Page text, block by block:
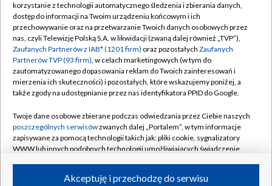
TVP
Abonament TVP
Emisja w TVP
Centrum informacji TVP
Naziemna Telewizja Cyfrowa
Rada Programowa
System NOS
Informacje o nadawcy
Program dla prasy
Regulamin TVP
Polityka prywatności
Moje zgody
Pomoc
Kontakt
Kanały
korzystanie z technologii automatycznego śledzenia i zbierania danych,
dostęp do informacji na Twoim urządzeniu końcowym i ich
przechowywanie oraz na przetwarzanie Twoich danych osobowych przez
nas, czyli Telewizję Polską S.A. w likwidacji (zwaną dalej również „TVP”),
Zaufanych Partnerów z IAB* (1201 firm) oraz pozostałych Zaufanych
Partnerów TVP (93 firm), w celach marketingowych (w tym do
zautomatyzowanego dopasowania reklam do Twoich zainteresowań i
mierzenia ich skuteczności) i pozostałych, które wskazujemy poniżej, a
także zgody na udostępnianie przez nas identyfikatora PPID do Google.
Twoje dane osobowe zbierane podczas odwiedzania przez Ciebie naszych
poszczególnych serwisówzwanych dalej „Portalem”, w tym informacje
zapisywane za pomocą technologii takich jak: pliki cookie, sygnalizatory
WWW lub innych podobnych technologii umożliwiających świadczenie
ruchu w Internecie.Akceptuję i przechodzę do serwisu